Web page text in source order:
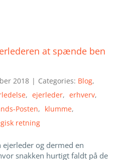
at spænde ben
2018 | Categories: Blog,
, ejerleder, erhverv,
Posten, klumme,
retning
ejerleder og dermed en
snakken hurtigt faldt på de